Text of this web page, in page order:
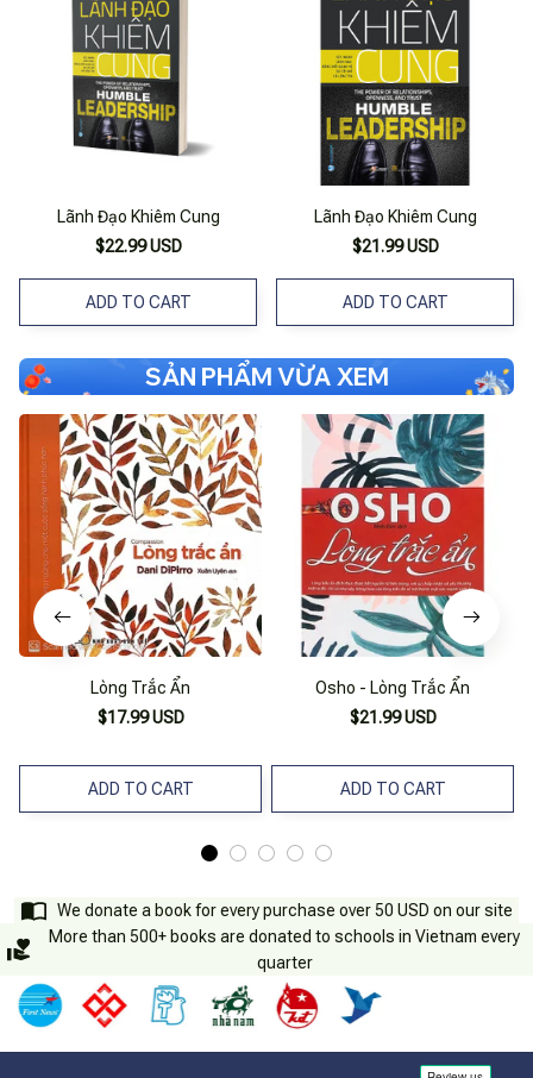
Lãnh Đạo Khiêm Cung
$22.99 USD
ADD TO CART
Lãnh Đạo Khiêm Cung
$21.99 USD
ADD TO CART
SẢN PHẨM VỪA XEM
Lòng Trắc Ẩn
$17.99 USD
ADD TO CART
Osho - Lòng Trắc Ẩn
$21.99 USD
ADD TO CART
We donate a book for every purchase over 50 USD on our site
More than 500+ books are donated to schools in Vietnam every
quarter